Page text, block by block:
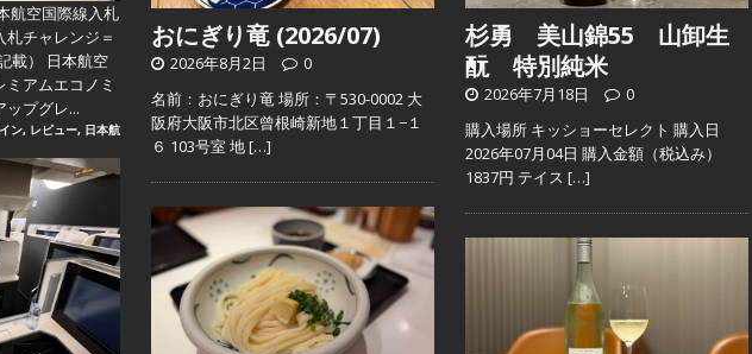
航空国際線入札
チャレンジ＝
載） 日本航空
アムエコノミ
ップグレ...
ン, レビュー, 日本航
おにぎり竜 (2026/07)
2026年8月2日
0
名前：おにぎり竜 場所：〒530-0002 大
阪府大阪市北区曾根崎新地１丁目１−１
６ 103号室 地[…]
杉勇 美山錦55 山卸生
酛 特別純米
2026年7月18日
0
購入場所 キッショーセレクト 購入日
2026年07月04日 購入金額（税込み）
1837円 テイス […]